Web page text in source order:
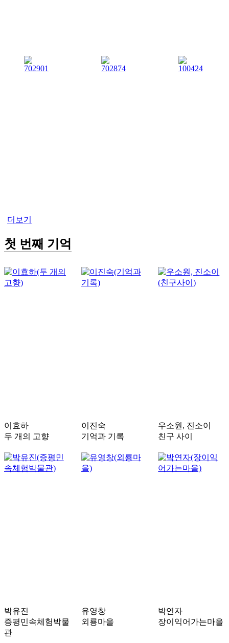
더보기
첫 번째 기억
이효하
두 개의 고향
이진숙
기억과 기록
우소원, 진소이
친구 사이
박유진
증평민속체험박물
관
유영창
외룡마을
박연자
장이익어가는마을